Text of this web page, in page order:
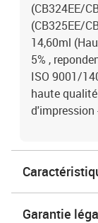
(CB324EE/
(CB325EE/
14,60ml
5% ,
ISO 9001/
haute
d'impression
Garantie